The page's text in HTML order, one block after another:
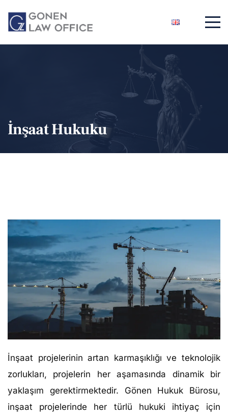
İnşaat Hukuku
İnşaat projelerinin artan karmaşıklığı ve teknolojik
zorlukları, projelerin her aşamasında dinamik bir
yaklaşım gerektirmektedir. Gönen Hukuk Bürosu,
inşaat projelerinde her türlü hukuki ihtiyaç için